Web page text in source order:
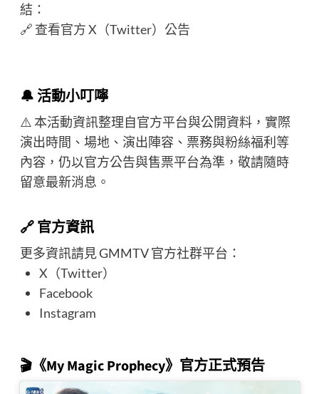
結：
🔗 查看官方 X（Twitter）公告
🔔 活動小叮嚀
⚠️ 本活動資訊整理自官方平台與公開資料，實際
演出時間、場地、演出陣容、票務與粉絲福利等
內容，仍以官方公告與售票平台為準，敬請隨時
留意最新消息。
🔗 官方資訊
更多資訊請見 GMMTV 官方社群平台：
X（Twitter）
Facebook
Instagram
🎬《My Magic Prophecy》官方正式預告